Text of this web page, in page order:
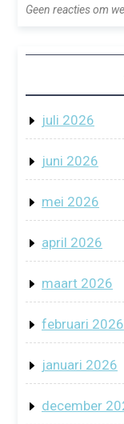
Geen reacties om
juli 2026
juni 2026
mei 2026
april 2026
maart 2026
februari 2026
januari 2026
december